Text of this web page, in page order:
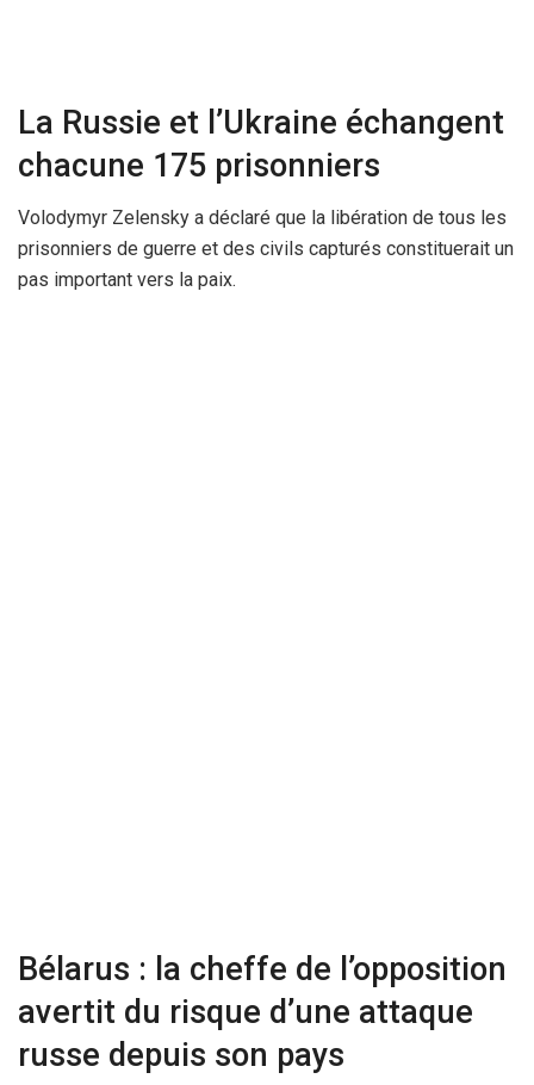
La Russie et l’Ukraine échangent
chacune 175 prisonniers
Volodymyr Zelensky a déclaré que la libération de tous les
prisonniers de guerre et des civils capturés constituerait un
pas important vers la paix.
Bélarus : la cheffe de l’opposition
avertit du risque d’une attaque
russe depuis son pays